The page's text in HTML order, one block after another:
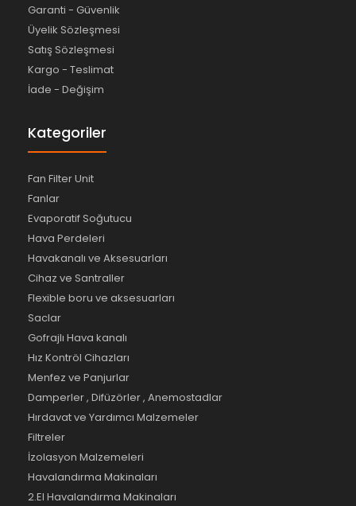
Garanti - Güvenlik
Üyelik Sözleşmesi
Satış Sözleşmesi
Kargo - Teslimat
İade - Değişim
Kategoriler
Fan Filter Unit
Fanlar
Evaporatif Soğutucu
Hava Perdeleri
Havakanalı ve Aksesuarları
Cihaz ve Santraller
Flexible boru ve aksesuarları
Saclar
Gofrajlı Hava kanalı
Hız Kontröl Cihazları
Menfez ve Panjurlar
Damperler , Difüzörler , Anemostadlar
Hırdavat ve Yardımcı Malzemeler
Filtreler
İzolasyon Malzemeleri
Havalandırma Makinaları
2.El Havalandırma Makinaları